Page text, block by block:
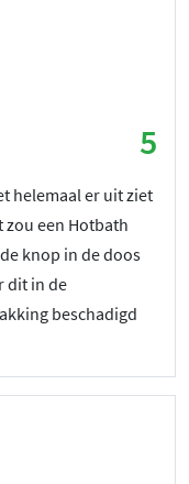
5
helemaal er uit ziet
zou een Hotbath
knop in de doos
dit in de
beschadigd